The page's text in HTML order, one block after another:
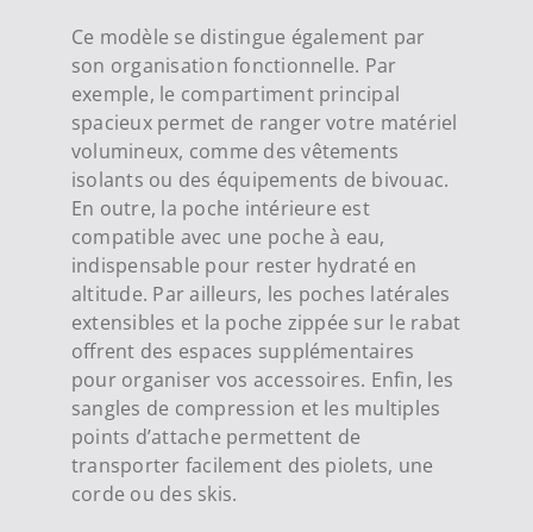
Ce modèle se distingue également par
son organisation fonctionnelle. Par
exemple, le compartiment principal
spacieux permet de ranger votre matériel
volumineux, comme des vêtements
isolants ou des équipements de bivouac.
En outre, la poche intérieure est
compatible avec une poche à eau,
indispensable pour rester hydraté en
altitude. Par ailleurs, les poches latérales
extensibles et la poche zippée sur le rabat
offrent des espaces supplémentaires
pour organiser vos accessoires. Enfin, les
sangles de compression et les multiples
points d’attache permettent de
transporter facilement des piolets, une
corde ou des skis.